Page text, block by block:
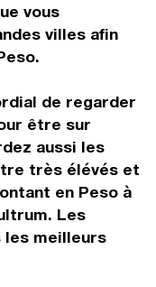
vous
villes afin
de regarder
être sur
aussi les
très élévés et
en Peso à
Les
meilleurs